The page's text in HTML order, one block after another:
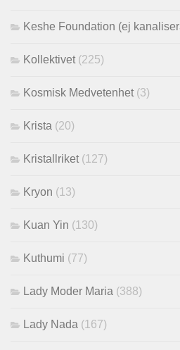
Keshe Foundation (ej
Kollektivet (225)
Kosmisk Medvetenhet (3)
Krista (20)
Kristallriket (127)
Kryon (13)
Kuan Yin (130)
Kuthumi (77)
Lady Moder Maria (388)
Lady Nada (167)